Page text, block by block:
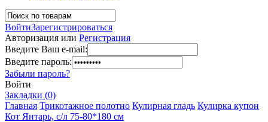
ВойтиЗарегистрироваться
Авторизация или Регистрация
Введите Ваш e-mail:
Введите пароль:
Забыли пароль?
Войти
Закладки (0)
Главная Трикотажное полотно Кулирная гладь Кулирка купон
Кот Янтарь, с/л 75-80*180 см